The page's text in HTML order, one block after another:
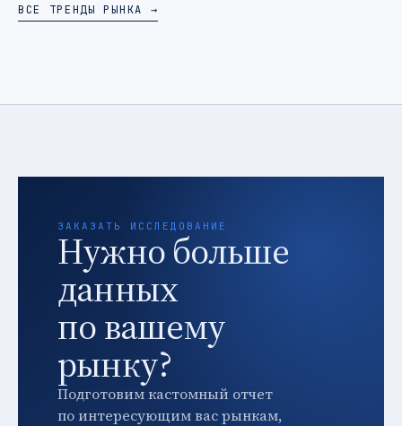
ВСЕ ТРЕНДЫ РЫНКА →
ЗАКАЗАТЬ ИССЛЕДОВАНИЕ
Нужно больше
данных
по вашему
рынку?
Подготовим кастомный отчет
по интересующим вас рынкам,